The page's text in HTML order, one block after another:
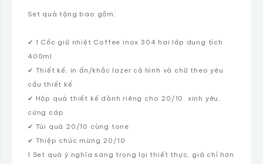
Set quà tặng bao gồm:
✔ 1 Cốc giữ nhiệt Coffee inox 304 hai lớp dung tích
400ml
✔ Thiết kế, in ấn/khắc lazer cả hình và chữ theo yêu
cầu thiết kế
✔ Hộp quà thiết kế dành riêng cho 20/10 xinh yêu,
cứng cáp
✔ Túi quà 20/10 cùng tone
✔ Thiệp chúc mừng 20/10
1 Set quà ý nghĩa sang trọng lại thiết thực, giá chỉ hơn